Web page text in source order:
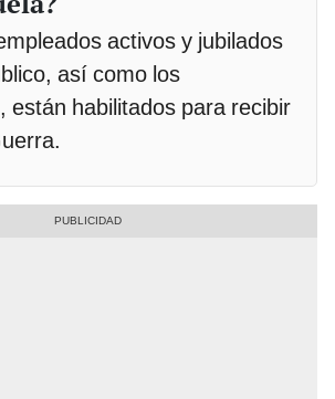
activos y jubilados
así como los
están habilitados para recibir